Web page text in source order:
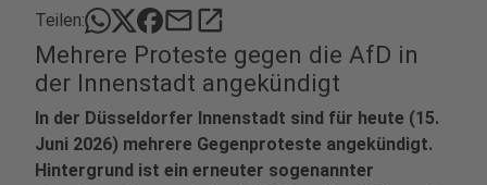
Teilen: mailopen_in_new
Mehrere Proteste gegen die AfD in
der Innenstadt angekündigt
In der Düsseldorfer Innenstadt sind für heute (15.
Juni 2026) mehrere Gegenproteste angekündigt.
Hintergrund ist ein erneuter sogenannter